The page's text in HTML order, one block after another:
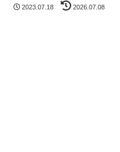
2023.07.18 2026.07.08